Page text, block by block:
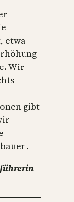
etwa
Wir
gibt